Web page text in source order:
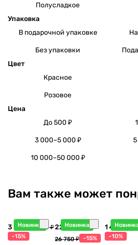
Полусладкое
Упаковка
В подарочной упаковке
Без упаковки
Цвет
Красное
Розовое
Цена
До 500 ₽
3 000–5 000 ₽
10 000–50 000 ₽
Вам также может
Новинка
3 998 ₽4 704 ₽
-15%
Новинка
22 738 ₽
26 750 ₽ -15%
1 440 ₽1
-10%